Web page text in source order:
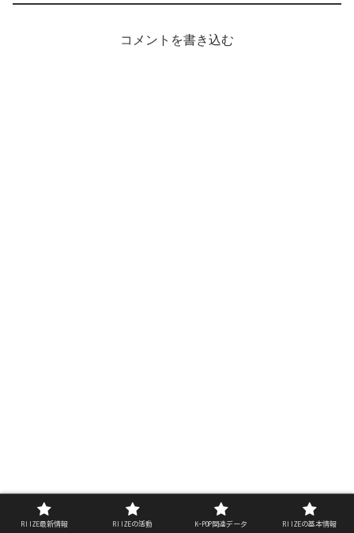
コメントを書き込む
RIIZE最新情報 RIIZEの活動 K-POP関連データ RIIZEの基本情報